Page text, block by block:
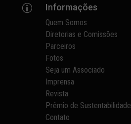
p Informações
Quem Somos
Diretorias e Comissões
Parceiros
Fotos
Seja um Associado
Imprensa
Revista
Prêmio de Sustentabilidade
Contato